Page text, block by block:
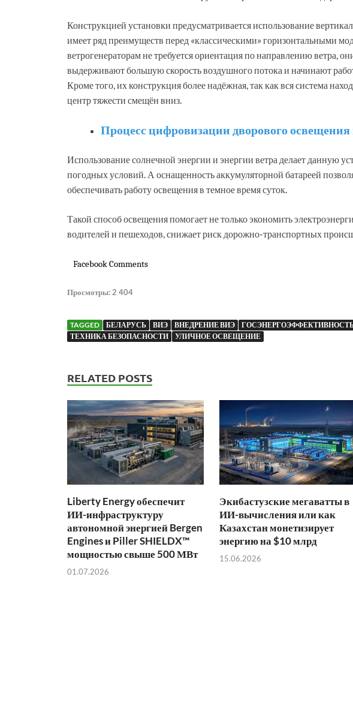
Конструкцией установки предусматривается использование
имеет ряд преимуществ перед «классическими» горизонтальными
ветрогенераторам не требуется ориентация по направлению ветра,
выдерживают большую скорость воздушного потока и начинают
Кроме того, их конструкция более надёжная, так как вся система
центр тяжести смещён вниз.
Процесс цифровизации дворового
Использование солнечной энергии и энергии ветра делает данную
погодных условий. А оснащенность аккумуляторной батареей
обеспечивать работу освещения в темное время суток.
Такой способ освещения помогает не только экономить
водителей и пешеходов, снижает риск дорожно-транспортных
Facebook Comments
Просмотры: 2 404
TAGGED БЕЛАРУСЬ ВИЭ ВНЕДРЕНИЕ ВИЭ
ТЕХНИКА БЕЗОПАСНОСТИ
УЛИЧНОЕ ОСВЕЩЕНИЕ
RELATED POSTS
Liberty Energy обеспечит
ИИ-инфраструктуру
автономной энергией Bergen
Engines и Piller SHIELDX™
мощностью свыше 500 МВт
01.07.2026
Экибастузские мегаватты в
ИИ-вычисления или как
Казахстан монетизирует
энергию на $10 млрд
15.06.2026